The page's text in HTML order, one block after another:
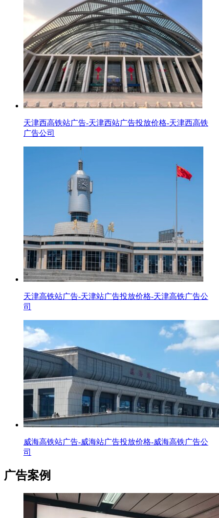
天津西高铁站广告-天津西站广告投放价格-天津西高铁
广告公司
天津高铁站广告-天津站广告投放价格-天津高铁广告公
司
威海高铁站广告-威海站广告投放价格-威海高铁广告公
司
广告案例